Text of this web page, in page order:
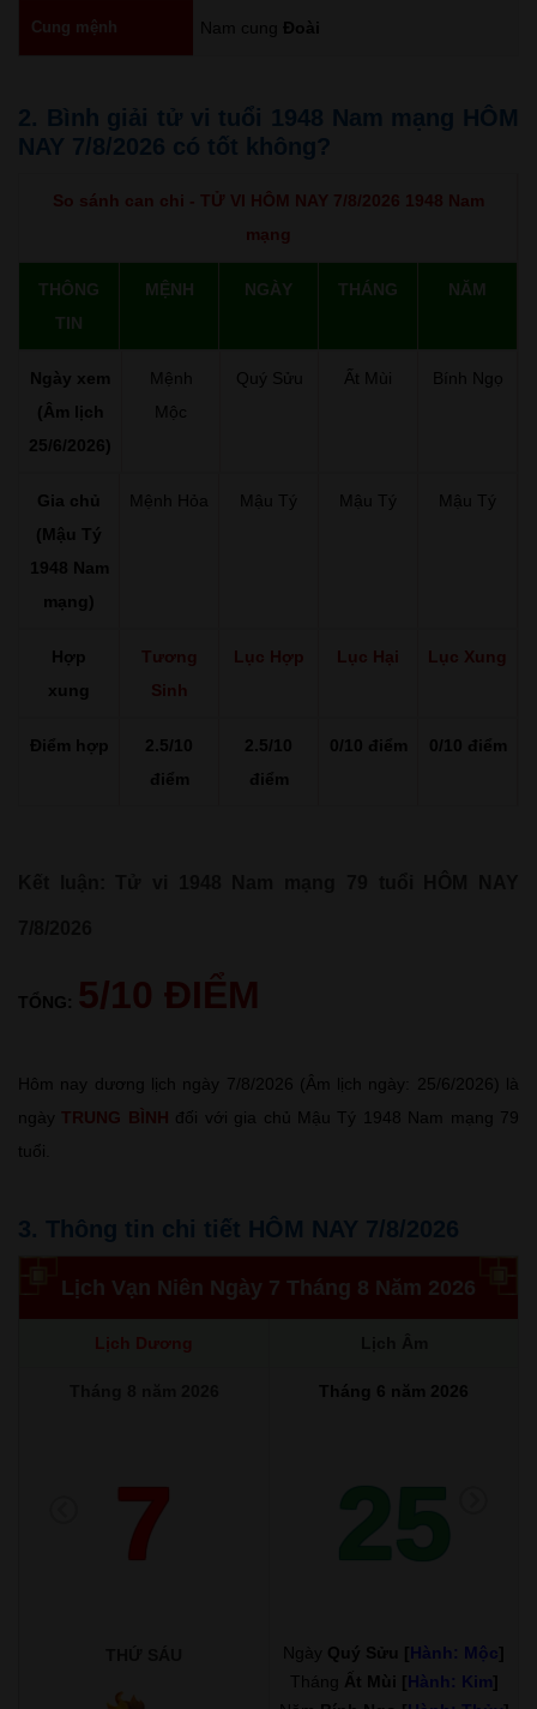
Cung mệnh Nam cung Đoài
2. Bình giải tử vi tuổi 1948 Nam mạng HÔM
NAY 7/8/2026 có tốt không?
So sánh can chi - TỬ VI HÔM NAY 7/8/2026 1948 Nam
mạng
THÔNG
TIN
MỆNH NGÀY THÁNG NĂM
Ngày xem
(Âm lịch
25/6/2026)
Mệnh
Mộc
Quý Sửu Ất Mùi Bính Ngọ
Gia chủ
(Mậu Tý
1948 Nam
mạng)
Mệnh Hỏa Mậu Tý Mậu Tý Mậu Tý
Hợp
xung
Tương
Sinh
Lục Hợp Lục Hại Lục Xung
Điểm hợp
2.5/10
điểm
2.5/10
điểm
0/10 điểm 0/10 điểm
TỔNG: 5/10 ĐIỂM
Hôm nay dương lịch ngày 7/8/2026 (Âm lịch ngày: 25/6/2026) là
ngày TRUNG BÌNH đối với gia chủ Mậu Tý 1948 Nam mạng 79
tuổi.
3. Thông tin chi tiết HÔM NAY 7/8/2026
Lịch Vạn Niên Ngày 7 Tháng 8 Năm 2026
Lịch Dương
Tháng 6 năm 2026
7 25
Ngày Quý Sửu [Hành: Mộc]
Tháng Ất Mùi [Hành: Kim]